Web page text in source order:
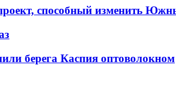
способный изменить
берега Каспия оптоволокном